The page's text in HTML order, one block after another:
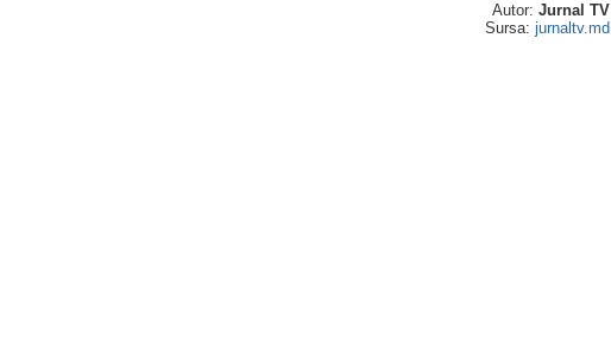
Autor: Jurnal TV
Sursa: jurnaltv.md